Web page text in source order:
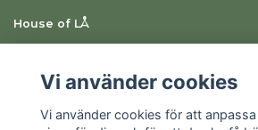
House of LÅ
Sociala medier
Vi använder cookies
Vi använder cookies för att